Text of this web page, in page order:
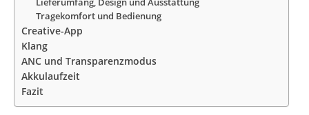
Lieferumfang, Design und Ausstattung
Tragekomfort und Bedienung
Creative-App
Klang
ANC und Transparenzmodus
Akkulaufzeit
Fazit